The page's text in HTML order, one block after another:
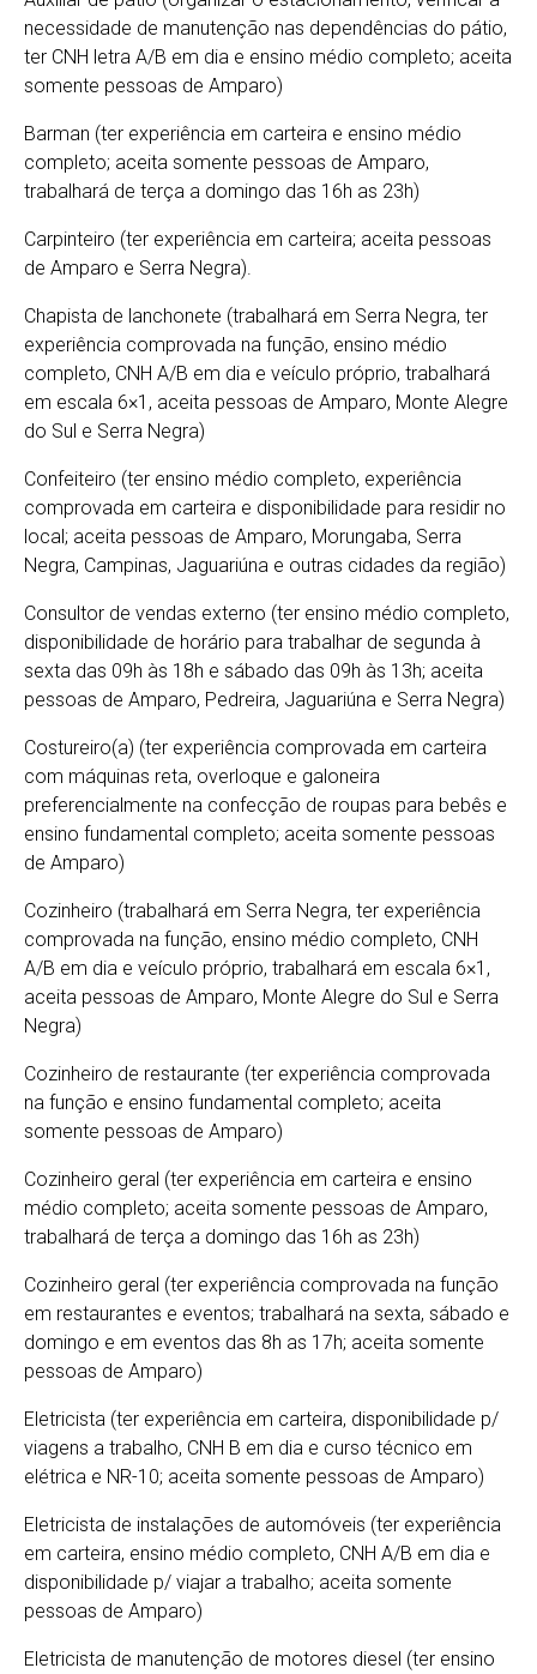
necessidade de manutenção nas dependências do pátio,
ter CNH letra A/B em dia e ensino médio completo; aceita
somente pessoas de Amparo)
Barman (ter experiência em carteira e ensino médio
completo; aceita somente pessoas de Amparo,
trabalhará de terça a domingo das 16h as 23h)
Carpinteiro (ter experiência em carteira; aceita pessoas
de Amparo e Serra Negra).
Chapista de lanchonete (trabalhará em Serra Negra, ter
experiência comprovada na função, ensino médio
completo, CNH A/B em dia e veículo próprio, trabalhará
em escala 6×1, aceita pessoas de Amparo, Monte Alegre
do Sul e Serra Negra)
Confeiteiro (ter ensino médio completo, experiência
comprovada em carteira e disponibilidade para residir no
local; aceita pessoas de Amparo, Morungaba, Serra
Negra, Campinas, Jaguariúna e outras cidades da região)
Consultor de vendas externo (ter ensino médio completo,
disponibilidade de horário para trabalhar de segunda à
sexta das 09h às 18h e sábado das 09h às 13h; aceita
pessoas de Amparo, Pedreira, Jaguariúna e Serra Negra)
Costureiro(a) (ter experiência comprovada em carteira
com máquinas reta, overloque e galoneira
preferencialmente na confecção de roupas para bebês e
ensino fundamental completo; aceita somente pessoas
de Amparo)
Cozinheiro (trabalhará em Serra Negra, ter experiência
comprovada na função, ensino médio completo, CNH
A/B em dia e veículo próprio, trabalhará em escala 6×1,
aceita pessoas de Amparo, Monte Alegre do Sul e Serra
Negra)
Cozinheiro de restaurante (ter experiência comprovada
na função e ensino fundamental completo; aceita
somente pessoas de Amparo)
Cozinheiro geral (ter experiência em carteira e ensino
médio completo; aceita somente pessoas de Amparo,
trabalhará de terça a domingo das 16h as 23h)
Cozinheiro geral (ter experiência comprovada na função
em restaurantes e eventos; trabalhará na sexta, sábado e
domingo e em eventos das 8h as 17h; aceita somente
pessoas de Amparo)
Eletricista (ter experiência em carteira, disponibilidade p/
viagens a trabalho, CNH B em dia e curso técnico em
elétrica e NR-10; aceita somente pessoas de Amparo)
Eletricista de instalações de automóveis (ter experiência
em carteira, ensino médio completo, CNH A/B em dia e
disponibilidade p/ viajar a trabalho; aceita somente
pessoas de Amparo)
Eletricista de manutenção de motores diesel (ter ensino